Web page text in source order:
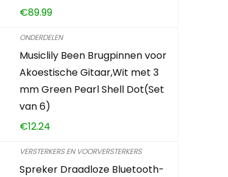
€89.99
ONDERDELEN
Musiclily Been Brugpinnen voor
Akoestische Gitaar,Wit met 3
mm Green Pearl Shell Dot(Set
van 6)
€12.24
VERSTERKERS EN VOORVERSTERKERS
Spreker Draadloze Bluetooth-